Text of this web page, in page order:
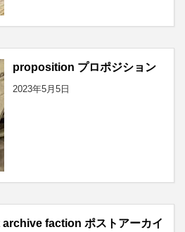
proposition プロポジション
2023年5月5日
faction ポストアーカイ